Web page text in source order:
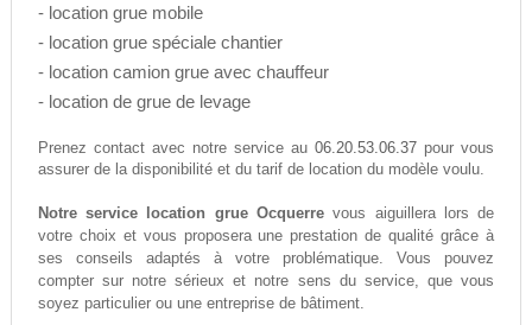
- location grue mobile
- location grue spéciale chantier
- location camion grue avec chauffeur
- location de grue de levage
Prenez contact avec notre service au06.20.53.06.37 pour vous
assurer de la disponibilité et du tarif de location du modèle voulu.
Notre service location grue Ocquerre vous aiguillera lors de
votre choix et vous proposera une prestation de qualité grâce à
ses conseils adaptés à votre problématique. Vous pouvez
compter sur notre sérieux et notre sens du service, que vous
soyez particulier ou une entreprise de bâtiment.